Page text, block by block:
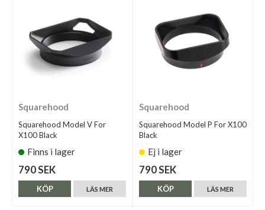
Squarehood
Squarehood Model V For
X100 Black
Finns i lager
790 SEK
LÄS MER
KÖP
Squarehood
Squarehood Model P For X100
Black
Ej i lager
790 SEK
LÄS MER
KÖP